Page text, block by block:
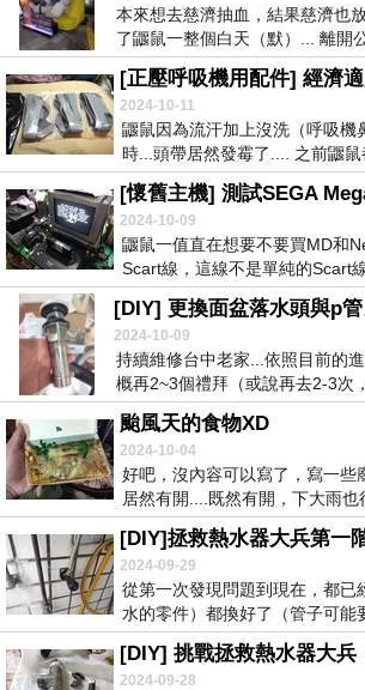
本來想去慈濟抽血，結果慈濟也
了鼴鼠一整個白天（默）... 離開
[正壓呼吸機用配件] 經濟適
2024-10-11
鼴鼠因為流汗加上沒洗（呼吸機
時...頭帶居然發霉了.... 之前鼴鼠
2024-10-09
鼴鼠一值直在想要不要買MD和
Scart線，這線不是單純的Scart
[DIY] 更換面盆落水頭與p管
2024-10-09
持續維修台中老家...依照目前的
概再2~3個禮拜（或說再去2-3次
颱風天的食物XD
2024-10-04
好吧，沒內容可以寫了，寫一些
居然有開....既然有開，下大雨也
[DIY]拯救熱水器大兵第一
2024-09-29
從第一次發現問題到現在，都已
水的零件）都換好了（管子可能
了，...
[DIY] 挑戰拯救熱水器大兵
2024-09-28